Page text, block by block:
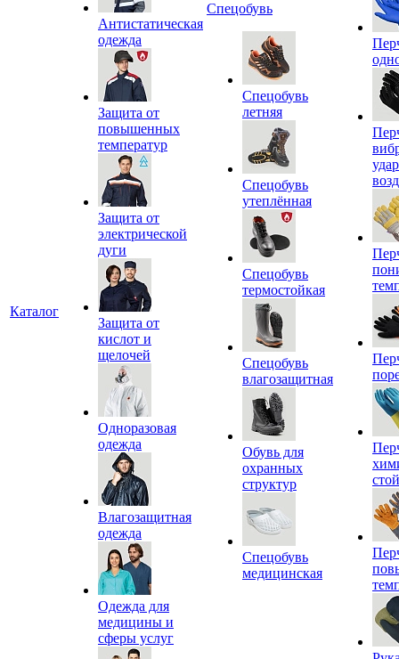
Каталог
Антистатическая
одежда
Защита от
повышенных
температур
Защита от
электрической
дуги
Защита от
кислот и
щелочей
Одноразовая
одежда
Влагозащитная
одежда
Одежда для
медицины и
сферы услуг
Спецобувь
Спецобувь
летняя
Спецобувь
утеплённая
Спецобувь
термостойкая
Спецобувь
влагозащитная
Обувь для
охранных
структур
Спецобувь
медицинская